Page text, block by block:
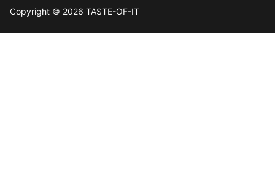
Copyright © 2026 TASTE-OF-IT